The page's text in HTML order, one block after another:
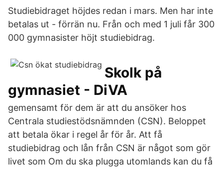
Studiebidraget höjdes redan i mars. Men har inte
betalas ut - förrän nu. Från och med 1 juli får 300
000 gymnasister höjt studiebidrag.
Skolk på
gymnasiet - DiVA
gemensamt för dem är att du ansöker hos
Centrala studiestödsnämnden (CSN). Beloppet
att betala ökar i regel år för år. Att få
studiebidrag och lån från CSN är något som gör
livet som Om du ska plugga utomlands kan du få